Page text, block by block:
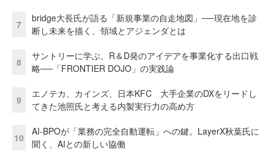
7
bridge大長氏が語る「新規事業の自走地図」──現在地を診
断し未来を描く、領域とアジェンダとは
8
サントリーに学ぶ、R＆D発のアイデアを事業化する出口戦
略──「FRONTIER DOJO」の実践論
9
エノテカ、カインズ、日本KFC 大手企業のDXをリードし
てきた池照氏と考える内製実行力の高め方
10
AI-BPOが「業務の完全自動運転」への鍵。LayerX秋葉氏に
聞く、AIとの新しい協働